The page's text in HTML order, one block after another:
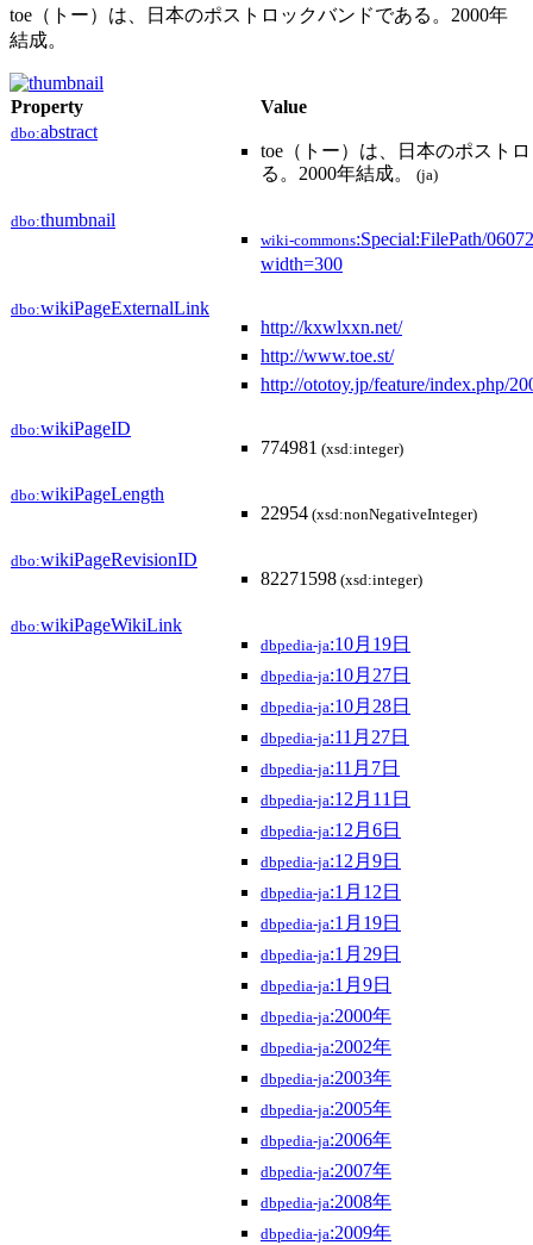
toe（トー）は、日本のポストロックバンドである。2000年
結成。
Property Value
dbo:abstract
toe（トー）は、日本のポスト
る。2000年結成。
(ja)
dbo:thumbnail
wiki-commons:Special:FilePath/
width=300
dbo:wikiPageExternalLink
http://kxwlxxn.net/
http://www.toe.st/
http://ototoy.jp/feature/index.php/
dbo:wikiPageID
774981 (xsd:integer)
dbo:wikiPageLength
22954 (xsd:nonNegativeInteger)
dbo:wikiPageRevisionID
82271598 (xsd:integer)
dbo:wikiPageWikiLink
dbpedia-ja:10月19日
dbpedia-ja:10月27日
dbpedia-ja:10月28日
dbpedia-ja:11月27日
dbpedia-ja:11月7日
dbpedia-ja:12月11日
dbpedia-ja:12月6日
dbpedia-ja:12月9日
dbpedia-ja:1月12日
dbpedia-ja:1月19日
dbpedia-ja:1月29日
dbpedia-ja:1月9日
dbpedia-ja:2000年
dbpedia-ja:2002年
dbpedia-ja:2003年
dbpedia-ja:2005年
dbpedia-ja:2006年
dbpedia-ja:2007年
dbpedia-ja:2008年
dbpedia-ja:2009年